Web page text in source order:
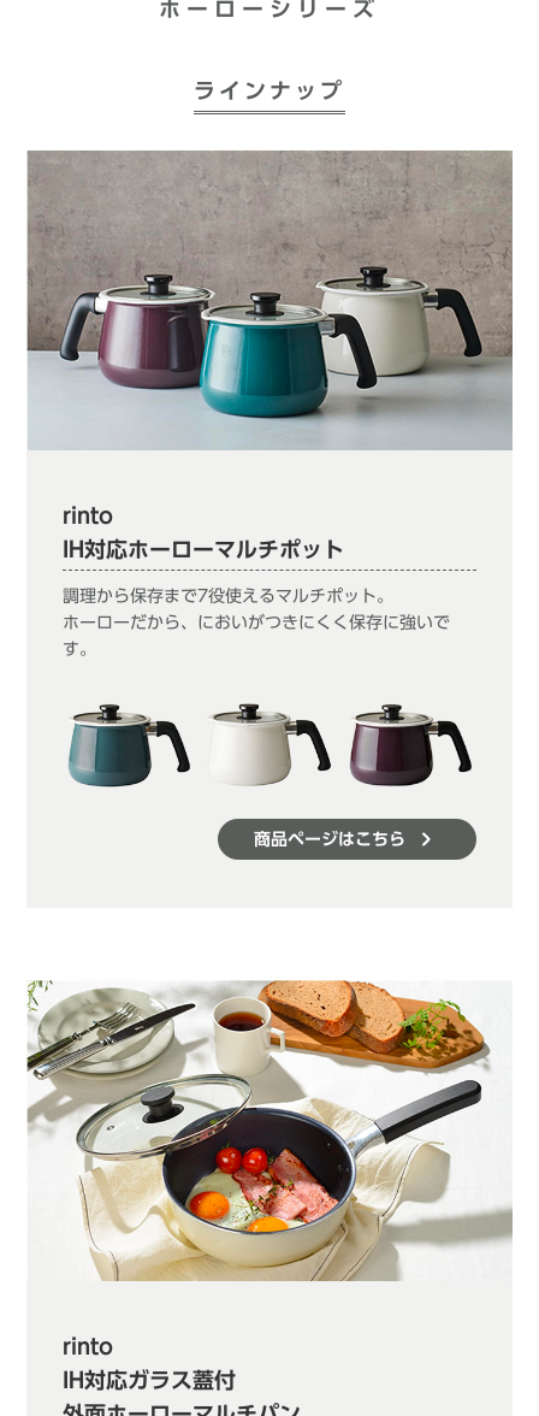
ホーローシリーズ
ラインナップ
rinto
IH対応ホーローマルチポット
調理から保存まで7役使えるマルチポット。
ホーローだから、においがつきにくく保存に強いで
す。
商品ページはこちら
rinto
IH対応ガラス蓋付